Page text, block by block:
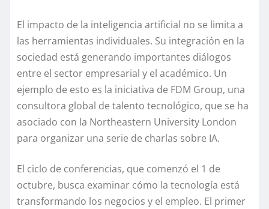
El impacto de la inteligencia artificial no se limita a
las herramientas individuales. Su integración en la
sociedad está generando importantes diálogos
entre el sector empresarial y el académico. Un
ejemplo de esto es la iniciativa de FDM Group, una
consultora global de talento tecnológico, que se ha
asociado con la Northeastern University London
para organizar una serie de charlas sobre IA.
El ciclo de conferencias, que comenzó el 1 de
octubre, busca examinar cómo la tecnología está
transformando los negocios y el empleo. El primer